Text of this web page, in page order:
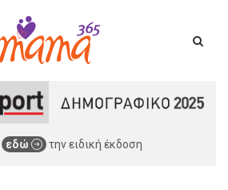
εδώ την ειδική έκδοση